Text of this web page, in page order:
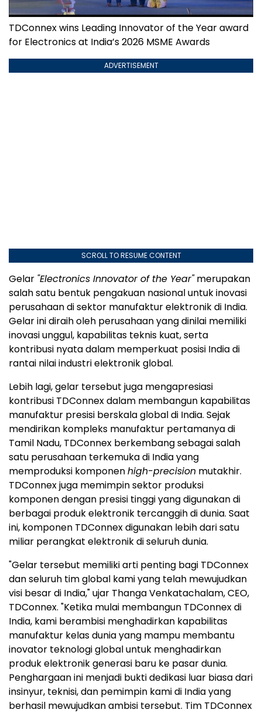
TDConnex wins Leading Innovator of the Year award
for Electronics at India’s 2026 MSME Awards
ADVERTISEMENT
SCROLL TO RESUME CONTENT
Gelar "Electronics Innovator of the Year"merupakan
salah satu bentuk pengakuan nasional untuk inovasi
perusahaan di sektor manufaktur elektronik di India.
Gelar ini diraih oleh perusahaan yang dinilai memiliki
inovasi unggul, kapabilitas teknis kuat, serta
kontribusi nyata dalam memperkuat posisi India di
rantai nilai industri elektronik global.
Lebih lagi, gelar tersebut juga mengapresiasi
kontribusi TDConnex dalam membangun kapabilitas
manufaktur presisi berskala global di India. Sejak
mendirikan kompleks manufaktur pertamanya di
Tamil Nadu, TDConnex berkembang sebagai salah
satu perusahaan terkemuka di India yang
memproduksi komponenhigh-precision mutakhir.
TDConnex juga memimpin sektor produksi
komponen dengan presisi tinggi yang digunakan di
berbagai produk elektronik tercanggih di dunia. Saat
ini, komponen TDConnex digunakan lebih dari satu
miliar perangkat elektronik di seluruh dunia.
"Gelar tersebut memiliki arti penting bagi TDConnex
dan seluruh tim global kami yang telah mewujudkan
visi besar di India," ujar Thanga Venkatachalam, CEO,
TDConnex. "Ketika mulai membangun TDConnex di
India, kami berambisi menghadirkan kapabilitas
manufaktur kelas dunia yang mampu membantu
inovator teknologi global untuk menghadirkan
produk elektronik generasi baru ke pasar dunia.
Penghargaan ini menjadi bukti dedikasi luar biasa dari
insinyur, teknisi, dan pemimpin kami di India yang
berhasil mewujudkan ambisi tersebut. Tim TDConnex